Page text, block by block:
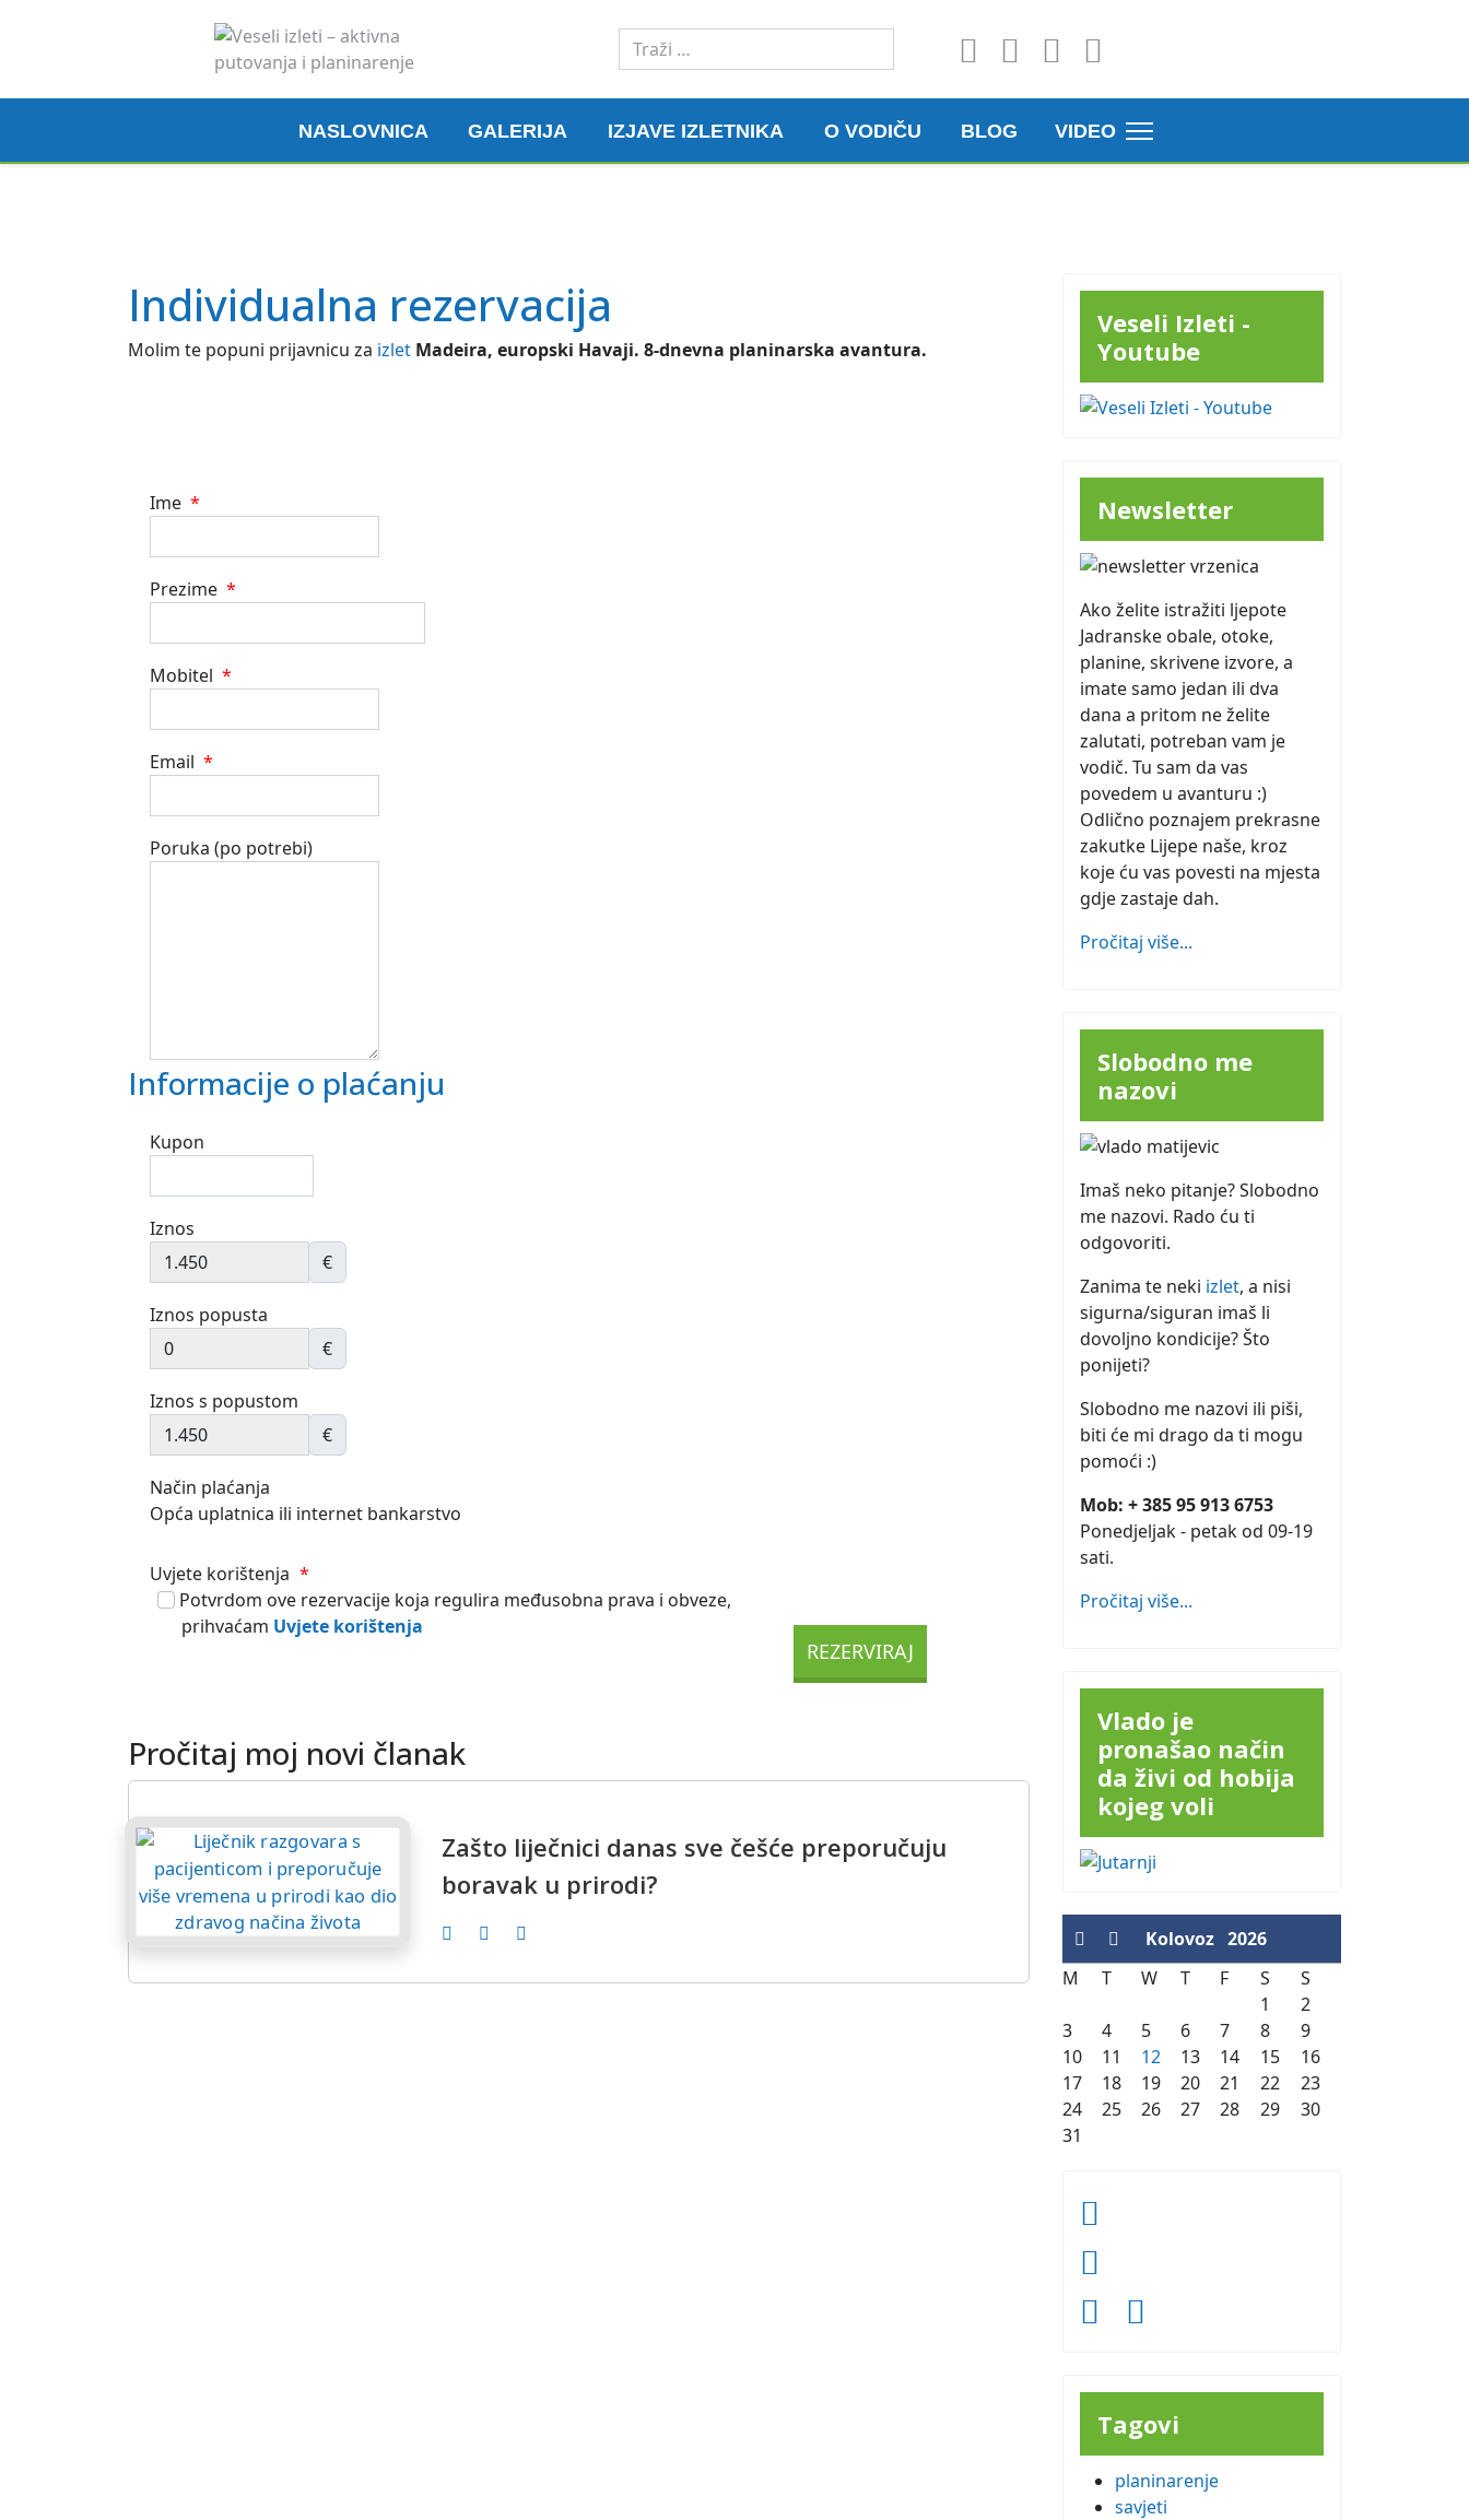
Traži
NASLOVNICA GALERIJA IZJAVE IZLETNIKA O VODIČU BLOG VIDEO
Individualna rezervacija
Molim te popuni prijavnicu za izlet Madeira, europski Havaji. 8-dnevna planinarska avantura.
Ime *
Prezime *
Mobitel *
Email *
Poruka (po potrebi)
Informacije o plaćanju
Kupon
Iznos
€
Iznos popusta
€
Iznos s popustom
€
Način plaćanja
Opća uplatnica ili internet bankarstvo
Uvjete korištenja *
Potvrdom ove rezervacije koja regulira međusobna prava i obveze,
prihvaćam Uvjete korištenja
Pročitaj moj novi članak
Zašto liječnici danas sve češće preporučuju
boravak u prirodi?
Veseli Izleti -
Youtube
Newsletter
Ako želite istražiti ljepote
Jadranske obale, otoke,
planine, skrivene izvore, a
imate samo jedan ili dva
dana a pritom ne želite
zalutati, potreban vam je
vodič. Tu sam da vas
povedem u avanturu :)
Odlično poznajem prekrasne
zakutke Lijepe naše, kroz
koje ću vas povesti na mjesta
gdje zastaje dah.
Pročitaj više...
Slobodno me
nazovi
Imaš neko pitanje? Slobodno
me nazovi. Rado ću ti
odgovoriti.
Zanima te neki izlet, a nisi
sigurna/siguran imaš li
dovoljno kondicije? Što
ponijeti?
Slobodno me nazovi ili piši,
biti će mi drago da ti mogu
pomoći :)
Mob: + 385 95 913 6753
Ponedjeljak - petak od 09-19
sati.
Pročitaj više...
Vlado je
pronašao način
da živi od hobija
kojeg voli
Kolovoz 2026
M
T W T F S
S
1
2
3
4 5 6 7 8
9
10
11 12 13 14 15
16
17
18 19 20 21 22
23
24
25 26 27 28 29
30
31
Tagovi
planinarenje
savjeti